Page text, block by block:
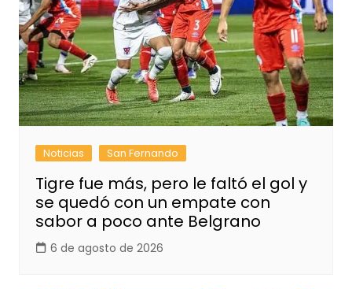
Noticias San Fernando
Tigre fue más, pero le faltó el gol y
se quedó con un empate con
sabor a poco ante Belgrano
6 de agosto de 2026